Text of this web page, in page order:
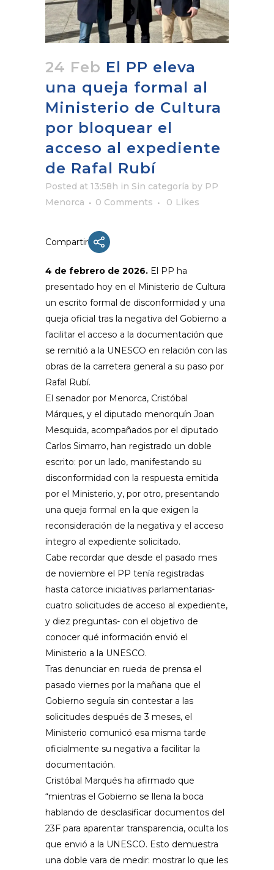
24 Feb El PP eleva
una queja formal al
Ministerio de Cultura
por bloquear el
acceso al expediente
de Rafal Rubí
Posted at 13:58h in Sin categoría by PP
Menorca
0 Comments 0 Likes
Compartir
4 de febrero de 2026. El PP ha
presentado hoy en el Ministerio de Cultura
un escrito formal de disconformidad y una
queja oficial tras la negativa del Gobierno a
facilitar el acceso a la documentación que
se remitió a la UNESCO en relación con las
obras de la carretera general a su paso por
Rafal Rubí.
El senador por Menorca, Cristóbal
Márques, y el diputado menorquín Joan
Mesquida, acompañados por el diputado
Carlos Simarro, han registrado un doble
escrito: por un lado, manifestando su
disconformidad con la respuesta emitida
por el Ministerio, y, por otro, presentando
una queja formal en la que exigen la
reconsideración de la negativa y el acceso
íntegro al expediente solicitado.
Cabe recordar que desde el pasado mes
de noviembre el PP tenía registradas
hasta catorce iniciativas parlamentarias-
cuatro solicitudes de acceso al expediente,
y diez preguntas- con el objetivo de
conocer qué información envió el
Ministerio a la UNESCO.
Tras denunciar en rueda de prensa el
pasado viernes por la mañana que el
Gobierno seguía sin contestar a las
solicitudes después de 3 meses, el
Ministerio comunicó esa misma tarde
oficialmente su negativa a facilitar la
documentación.
Cristóbal Marqués ha afirmado que
“mientras el Gobierno se llena la boca
hablando de desclasificar documentos del
23F para aparentar transparencia, oculta los
que envió a la UNESCO. Esto demuestra
una doble vara de medir: mostrar lo que les